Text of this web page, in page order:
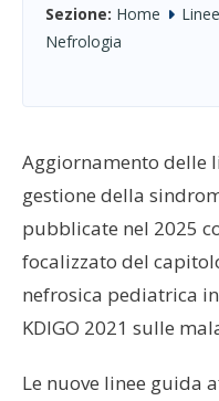
Sezione: Home
Nefrologia
Aggiornamento delle
gestione della
pubblicate nel 2025
focalizzato del
nefrosica pediatrica
KDIGO 2021 sulle
Le nuove linee guida